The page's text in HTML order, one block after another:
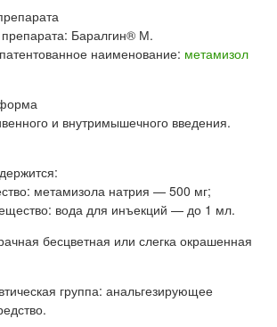
Баралгин® М.
наименование: метамизол
и внутримышечного введения.
метамизола натрия — 500 мг;
вода для инъекций — до 1 мл.
бесцветная или слегка окрашенная
группа: анальгезирующее